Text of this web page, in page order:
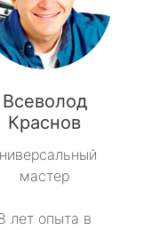
Всеволод
Краснов
мастер
лет опыта в